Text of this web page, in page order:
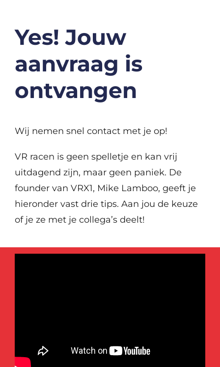
Yes! Jouw
aanvraag is
ontvangen
Wij nemen snel contact met je op!
VR racen is geen spelletje en kan vrij
uitdagend zijn, maar geen paniek. De
founder van VRX1, Mike Lamboo, geeft je
hieronder vast drie tips. Aan jou de keuze
of je ze met je collega’s deelt!